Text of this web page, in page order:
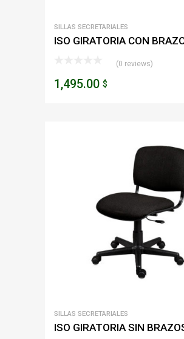
SILLAS SECRETARIALES
ISO GIRATORIA CON
(0 reviews)
1,495.00 $
SILLAS SECRETARIALES
ISO GIRATORIA SIN